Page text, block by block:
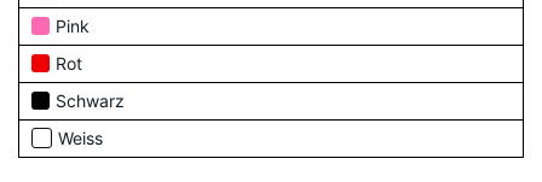
Pink
Rot
Schwarz
Weiss